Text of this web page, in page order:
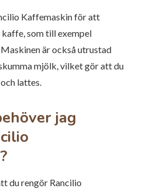
Kaffemaskin för att
som till exempel
är också utrustad
mjölk, vilket gör att du
lattes.
jag
du rengör Rancilio